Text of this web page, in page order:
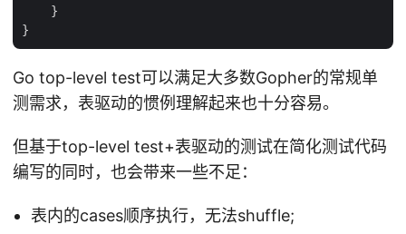
    }
Go top-level test可以满足大多数Gopher的常规单
测需求，表驱动的惯例理解起来也十分容易。
但基于top-level test+表驱动的测试在简化测试代码
编写的同时，也会带来一些不足：
表内的cases顺序执行，无法shuffle;